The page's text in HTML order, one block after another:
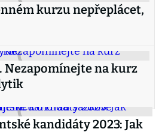
kurzu nepřeplácet,
Nezapomínejte na kurz
kandidáty 2023: Jak